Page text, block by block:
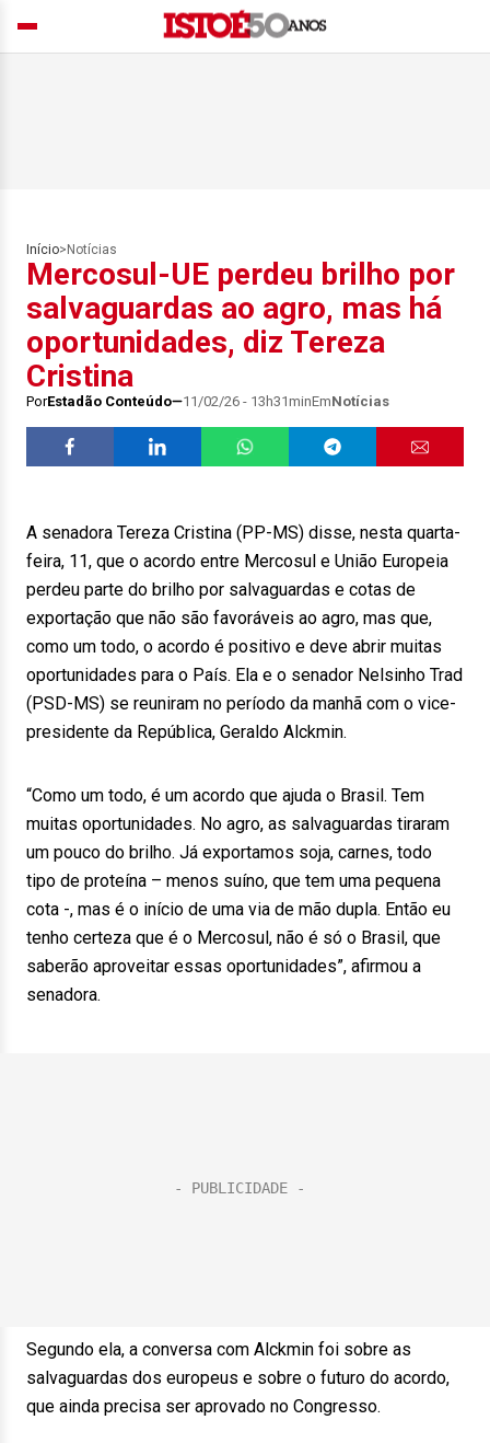
Início> Notícias
Mercosul-UE perdeu brilho por
salvaguardas ao agro, mas há
oportunidades, diz Tereza
Cristina
PorEstadão Conteúdo 11/02/26 - 13h31minEmNotícias
A senadora Tereza Cristina (PP-MS) disse, nesta quarta-
feira, 11, que o acordo entre Mercosul e União Europeia
perdeu parte do brilho por salvaguardas e cotas de
exportação que não são favoráveis ao agro, mas que,
como um todo, o acordo é positivo e deve abrir muitas
oportunidades para o País. Ela e o senador Nelsinho Trad
(PSD-MS) se reuniram no período da manhã com o vice-
presidente da República, Geraldo Alckmin.
“Como um todo, é um acordo que ajuda o Brasil. Tem
muitas oportunidades. No agro, as salvaguardas tiraram
um pouco do brilho. Já exportamos soja, carnes, todo
tipo de proteína – menos suíno, que tem uma pequena
cota -, mas é o início de uma via de mão dupla. Então eu
tenho certeza que é o Mercosul, não é só o Brasil, que
saberão aproveitar essas oportunidades”, afirmou a
senadora.
Segundo ela, a conversa com Alckmin foi sobre as
salvaguardas dos europeus e sobre o futuro do acordo,
que ainda precisa ser aprovado no Congresso.